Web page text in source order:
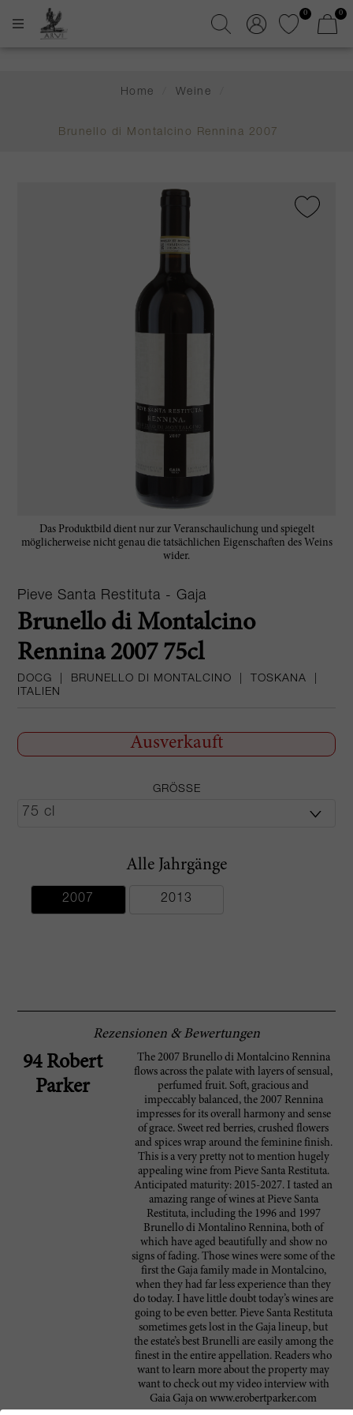
0 0
Home Weine
Brunello di Montalcino Rennina 2007
Das Produktbild dient nur zur Veranschaulichung und spiegelt
möglicherweise nicht genau die tatsächlichen Eigenschaften des Weins
wider.
Pieve Santa Restituta - Gaja
Brunello di Montalcino
Rennina 2007 75cl
DOCG BRUNELLO DI MONTALCINO TOSKANA
ITALIEN
Ausverkauft
GRÖSSE
Alle Jahrgänge
2007 2013
Rezensionen & Bewertungen
94 Robert
Parker
The 2007 Brunello di Montalcino Rennina
flows across the palate with layers of sensual,
perfumed fruit. Soft, gracious and
impeccably balanced, the 2007 Rennina
impresses for its overall harmony and sense
of grace. Sweet red berries, crushed flowers
and spices wrap around the feminine finish.
This is a very pretty not to mention hugely
appealing wine from Pieve Santa Restituta.
Anticipated maturity: 2015-2027. I tasted an
amazing range of wines at Pieve Santa
Restituta, including the 1996 and 1997
Brunello di Montalino Rennina, both of
which have aged beautifully and show no
signs of fading. Those wines were some of the
first the Gaja family made in Montalcino,
when they had far less experience than they
do today. I have little doubt today’s wines are
going to be even better. Pieve Santa Restituta
sometimes gets lost in the Gaja lineup, but
the estate’s best Brunelli are easily among the
finest in the entire appellation. Readers who
want to learn more about the property may
want to check out my video interview with
Gaia Gaja on www.erobertparker.com